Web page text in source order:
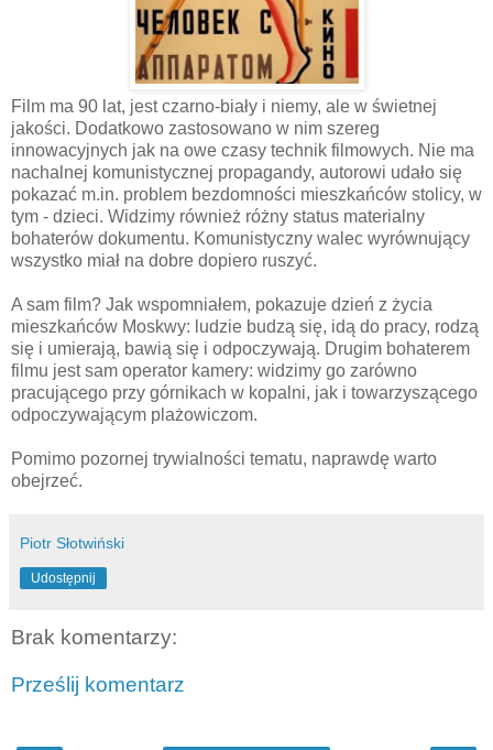
Film ma 90 lat, jest czarno-biały i niemy, ale w świetnej
jakości. Dodatkowo zastosowano w nim szereg
innowacyjnych jak na owe czasy technik filmowych. Nie ma
nachalnej komunistycznej propagandy, autorowi udało się
pokazać m.in. problem bezdomności mieszkańców stolicy, w
tym - dzieci. Widzimy również różny status materialny
bohaterów dokumentu. Komunistyczny walec wyrównujący
wszystko miał na dobre dopiero ruszyć.
A sam film? Jak wspomniałem, pokazuje dzień z życia
mieszkańców Moskwy: ludzie budzą się, idą do pracy, rodzą
się i umierają, bawią się i odpoczywają. Drugim bohaterem
filmu jest sam operator kamery: widzimy go zarówno
pracującego przy górnikach w kopalni, jak i towarzyszącego
odpoczywającym plażowiczom.
Pomimo pozornej trywialności tematu, naprawdę warto
obejrzeć.
Piotr Słotwiński
Udostępnij
Brak komentarzy:
Prześlij komentarz